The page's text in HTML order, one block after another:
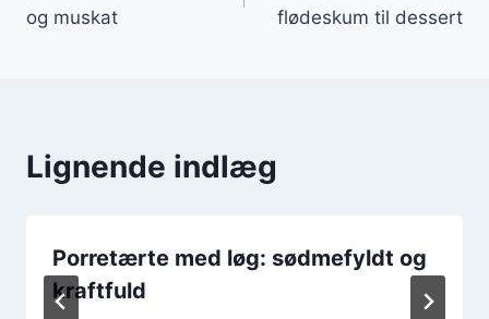
og muskat
flødeskum til dessert
Lignende indlæg
Porretærte med løg: sødmefyldt og
kraftfuld